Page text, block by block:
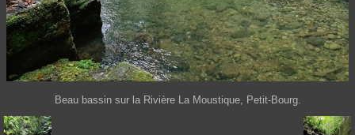
Beau bassin sur la Rivière La Moustique, Petit-Bourg.